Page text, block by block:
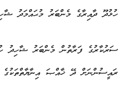
ހުޅުދޫ ދާއިރާގެ މެންބަރު މުޙައްމަދު
ސަރުކާރުގެ ފަރާތުން މެންބަރު ޝާހިދު
ރައީސުންނަށް ދޭ ޚާއްޞަ